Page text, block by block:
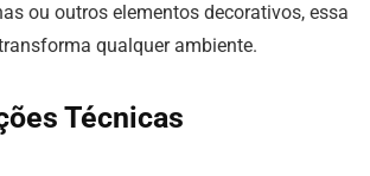
ou outros elementos decorativos, essa
qualquer ambiente.
Técnicas